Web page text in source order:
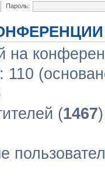
Пароль:
на
110
(1467